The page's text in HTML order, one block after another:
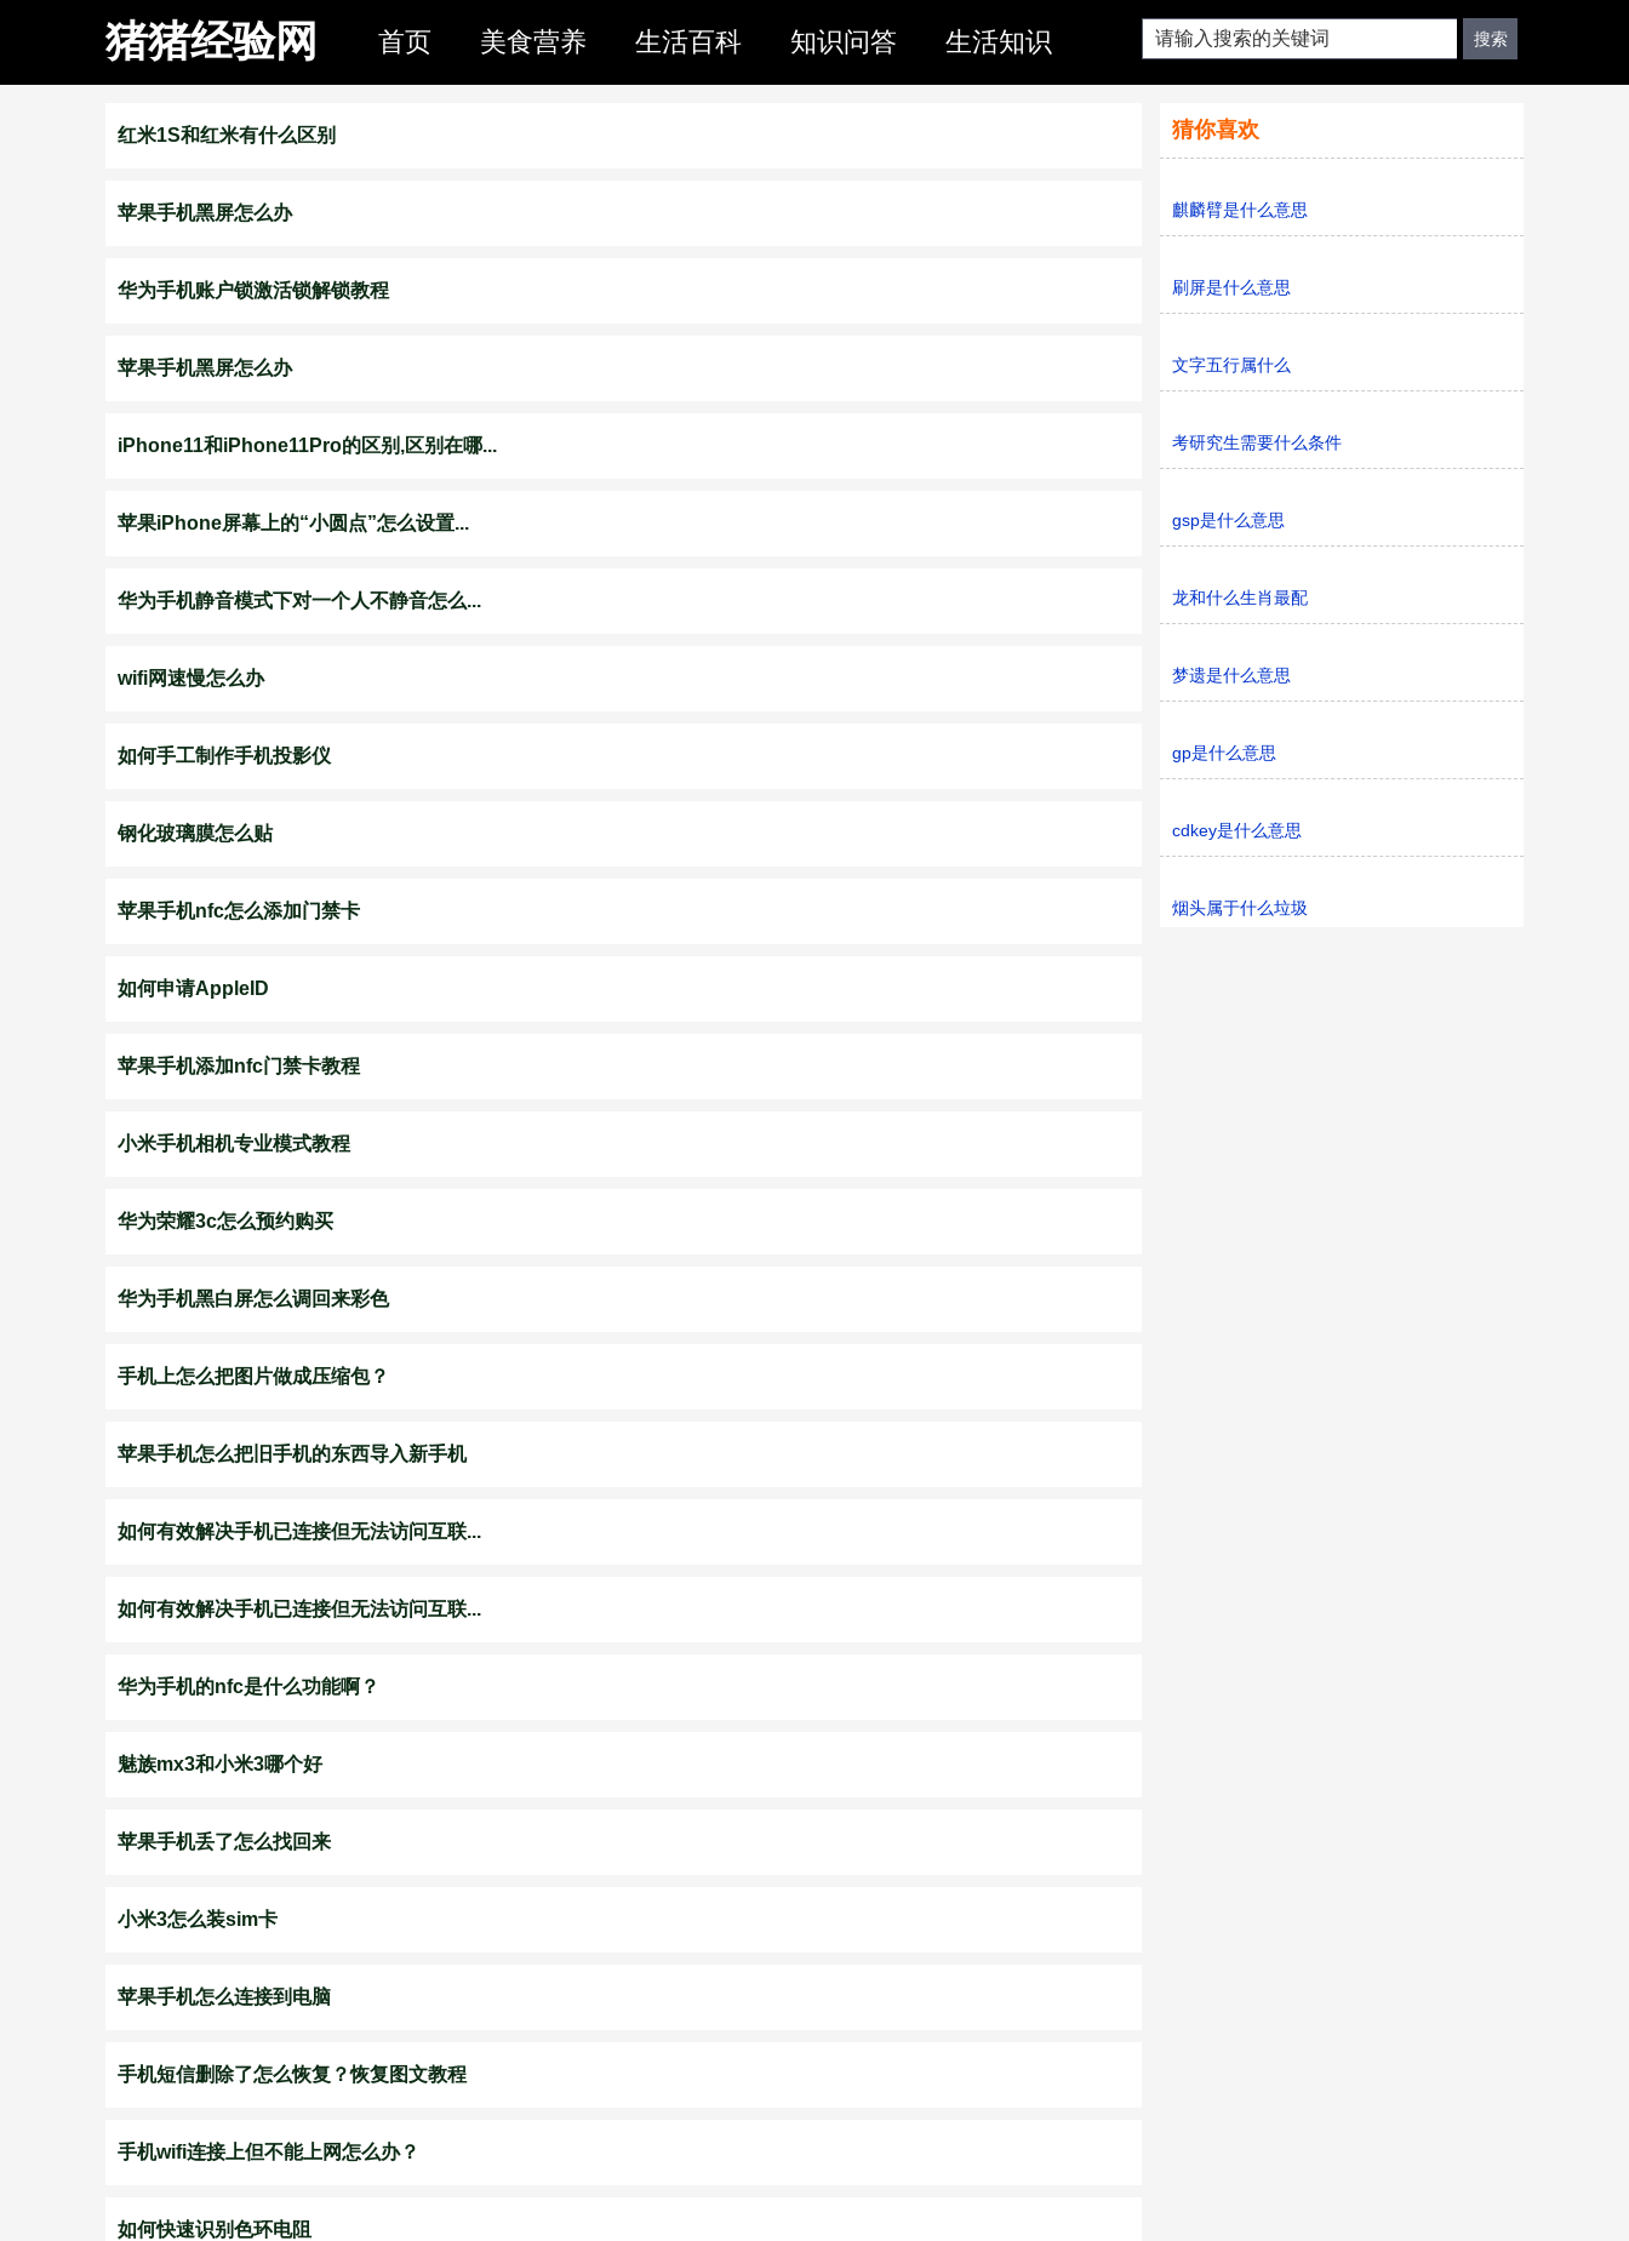
猪猪经验网 首页 美食营养 生活百科 知识问答 生活知识
红米1S和红米有什么区别
苹果手机黑屏怎么办
华为手机账户锁激活锁解锁教程
苹果手机黑屏怎么办
iPhone11和iPhone11Pro的区别,区别在哪...
苹果iPhone屏幕上的“小圆点”怎么设置...
华为手机静音模式下对一个人不静音怎么...
wifi网速慢怎么办
如何手工制作手机投影仪
钢化玻璃膜怎么贴
苹果手机nfc怎么添加门禁卡
如何申请AppleID
苹果手机添加nfc门禁卡教程
小米手机相机专业模式教程
华为荣耀3c怎么预约购买
华为手机黑白屏怎么调回来彩色
手机上怎么把图片做成压缩包？
苹果手机怎么把旧手机的东西导入新手机
如何有效解决手机已连接但无法访问互联...
如何有效解决手机已连接但无法访问互联...
华为手机的nfc是什么功能啊？
魅族mx3和小米3哪个好
苹果手机丢了怎么找回来
小米3怎么装sim卡
苹果手机怎么连接到电脑
手机短信删除了怎么恢复？恢复图文教程
手机wifi连接上但不能上网怎么办？
如何快速识别色环电阻
猜你喜欢
麒麟臂是什么意思
刷屏是什么意思
文字五行属什么
考研究生需要什么条件
gsp是什么意思
龙和什么生肖最配
梦遗是什么意思
gp是什么意思
cdkey是什么意思
烟头属于什么垃圾